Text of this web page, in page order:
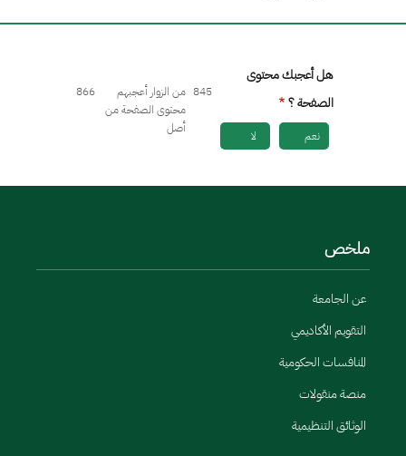
هل أعجبك محتوى
الصفحة ؟
نعم لا
845 من الزوار أعجبهم
محتوى الصفحة من
أصل
866
ملخص
عن الجامعة
التقويم الأكاديمي
المنافسات الحكومية
منصة منقولات
الوثائق التنظيمية